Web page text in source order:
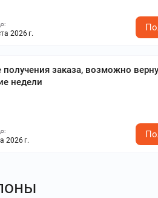
2026 г.
получения заказа, возможно
недели
2026 г.